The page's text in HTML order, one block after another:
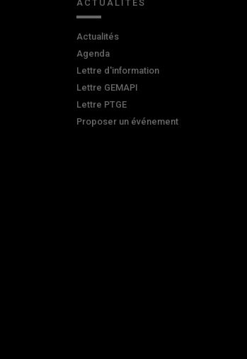
ACTUALITÉS
Actualités
Agenda
Lettre d'information
Lettre GEMAPI
Lettre PTGE
Proposer un événement